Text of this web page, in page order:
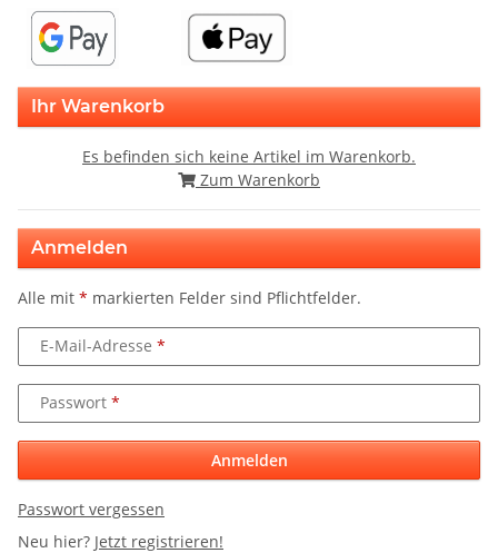
Ihr Warenkorb
Es befinden sich keine Artikel im Warenkorb.
Zum Warenkorb
Anmelden
Alle mit * markierten Felder sind Pflichtfelder.
E-Mail-Adresse
Passwort
Anmelden
Passwort vergessen
Neu hier? Jetzt registrieren!